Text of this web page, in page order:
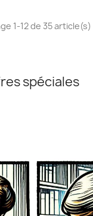
1-12 de 35 article(s)
spéciales